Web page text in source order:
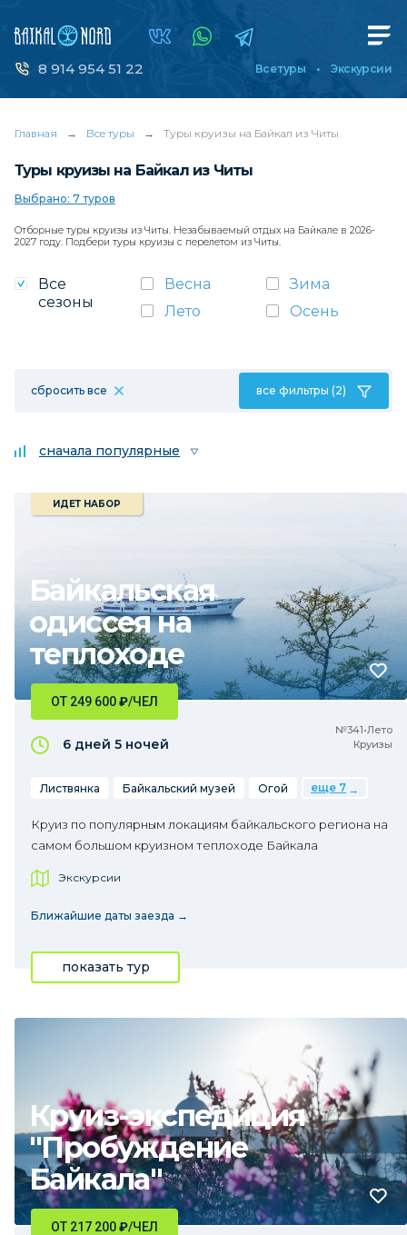
8 914 954 51 22 Все туры Экскурсии
Главная → Все туры → Туры круизы на Байкал из Читы
Туры круизы на Байкал из Читы
Выбрано: 7 туров
Отборные туры круизы из Читы. Незабываемый отдых на Байкале в 2026-
2027 году. Подбери туры круизы с перелетом из Читы.
Все
сезоны
Весна
Зима
Лето
Осень
сбросить все все фильтры (2)
сначала популярные
Байкальская
одиссея на
теплоходе
ИДЕТ НАБОР
№341•Лето
Круизы
ОТ 249 600₽/ЧЕЛ
6 дней 5 ночей
Листвянка Байкальский музей Огой еще 7
Круиз по популярным локациям байкальского региона на
самом большом круизном теплоходе Байкала
Экскурсии
Ближайшие даты заезда →
показать тур
Круиз-экспедиция
"Пробуждение
Байкала"
ОТ 217 200₽/ЧЕЛ